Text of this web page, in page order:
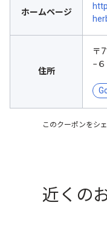
ホームページ
住所
〒
−
このクーポンをシ
近くの